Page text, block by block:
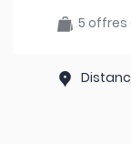
5 offres